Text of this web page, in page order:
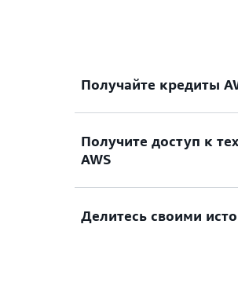
Получайте кредиты
Подайте заявку на
образовательных
AWS для создания
Получите доступ к
AWS
Ускорьте разработку
Делитесь своими